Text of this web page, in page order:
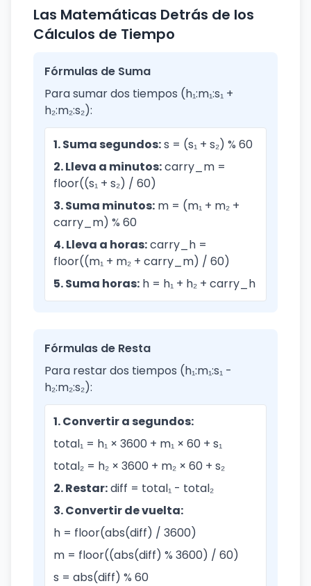
Las Matemáticas Detrás de los
Cálculos de Tiempo
Fórmulas de Suma
Para sumar dos tiempos (h₁:m₁:s₁ +
h₂:m₂:s₂):
1. Suma segundos:s = (s₁ + s₂) % 60
2. Lleva a minutos:carry_m =
floor((s₁ + s₂) / 60)
3. Suma minutos: m = (m₁ + m₂ +
carry_m) % 60
4. Lleva a horas:carry_h =
floor((m₁ + m₂ + carry_m) / 60)
5. Suma horas: h = h₁ + h₂ + carry_h
Fórmulas de Resta
Para restar dos tiempos (h₁:m₁:s₁ -
h₂:m₂:s₂):
1. Convertir a segundos:
total₁ = h₁ × 3600 + m₁ × 60 + s₁
total₂ = h₂ × 3600 + m₂ × 60 + s₂
2. Restar:diff = total₁ - total₂
3. Convertir de vuelta:
h = floor(abs(diff) / 3600)
m = floor((abs(diff) % 3600) / 60)
s = abs(diff) % 60